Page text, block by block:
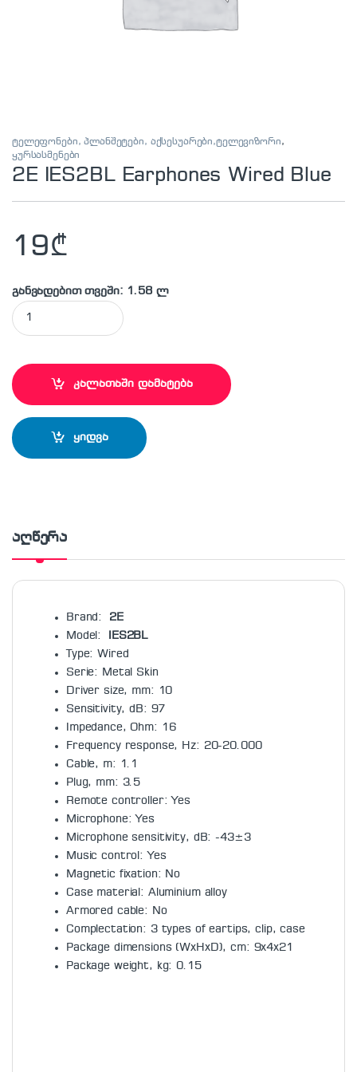
ტელეფონები, პლანშეტები, აქსესუარები,ტელევიზორი,
ყურსასმენები
2E IES2BL Earphones Wired Blue
19₾
განვადებით თვეში: 1.58 ლ
2E IES2BL Earphones Wired Blue quantity
კალათაში დამატება
ყიდვა
აღწერა
Brand: 2E
Model:
IES2BL
Type: Wired
Serie: Metal Skin
Driver size, mm: 10
Sensitivity, dB: 97
Impedance, Ohm: 16
Frequency response, Hz: 20-20.000
Cable, m: 1.1
Plug, mm: 3.5
Remote controller: Yes
Microphone: Yes
Microphone sensitivity, dB: -43±3
Music control: Yes
Magnetic fixation: No
Case material: Aluminium alloy
Armored cable: No
Complectation: 3 types of eartips, clip, case
Package dimensions (WxHxD), cm: 9x4x21
Package weight, kg: 0.15